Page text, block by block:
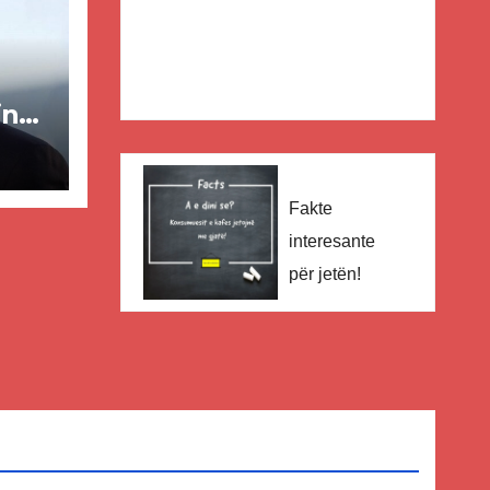
Fakte
interesante
për jetën!